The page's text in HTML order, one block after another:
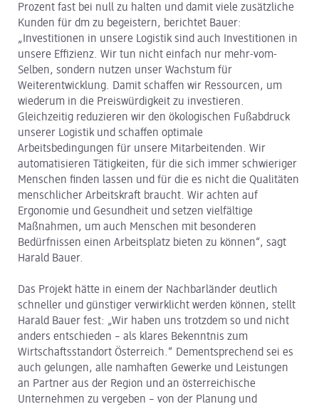
Prozent fast bei null zu halten und damit viele zusätzliche
Kunden für dm zu begeistern, berichtet Bauer:
„Investitionen in unsere Logistik sind auch Investitionen in
unsere Effizienz. Wir tun nicht einfach nur mehr-vom-
Selben, sondern nutzen unser Wachstum für
Weiterentwicklung. Damit schaffen wir Ressourcen, um
wiederum in die Preiswürdigkeit zu investieren.
Gleichzeitig reduzieren wir den ökologischen Fußabdruck
unserer Logistik und schaffen optimale
Arbeitsbedingungen für unsere Mitarbeitenden. Wir
automatisieren Tätigkeiten, für die sich immer schwieriger
Menschen finden lassen und für die es nicht die Qualitäten
menschlicher Arbeitskraft braucht. Wir achten auf
Ergonomie und Gesundheit und setzen vielfältige
Maßnahmen, um auch Menschen mit besonderen
Bedürfnissen einen Arbeitsplatz bieten zu können“, sagt
Harald Bauer.
Das Projekt hätte in einem der Nachbarländer deutlich
schneller und günstiger verwirklicht werden können, stellt
Harald Bauer fest: „Wir haben uns trotzdem so und nicht
anders entschieden – als klares Bekenntnis zum
Wirtschaftsstandort Österreich.“ Dementsprechend sei es
auch gelungen, alle namhaften Gewerke und Leistungen
an Partner aus der Region und an österreichische
Unternehmen zu vergeben – von der Planung und